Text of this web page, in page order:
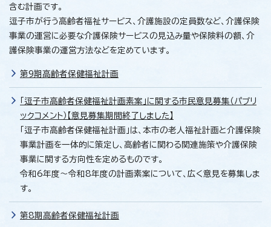
含む計画です。
逗子市が行う高齢者福祉サービス、介護施設の定員数など、介護保険
事業の運営に必要な介護保険サービスの見込み量や保険料の額、介
護保険事業の運営方法などを定めています。
第9期高齢者保健福祉計画
「逗子市高齢者保健福祉計画素案」に関する市民意見募集（パブリ
ックコメント）【意見募集期間終了しました】
「逗子市高齢者保健福祉計画」は、本市の老人福祉計画と介護保険
事業計画を一体的に策定し、高齢者に関わる関連施策や介護保険
事業に関する方向性を定めるものです。
令和6年度～令和8年度の計画素案について、広く意見を募集しま
す。
第8期高齢者保健福祉計画